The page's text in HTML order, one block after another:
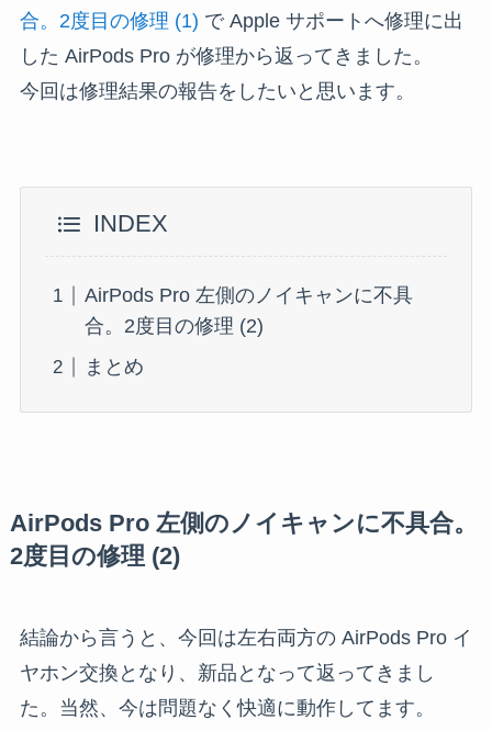
合。2度目の修理 (1) で Apple サポートへ修理に出
した AirPods Pro が修理から返ってきました。
今回は修理結果の報告をしたいと思います。
INDEX
AirPods Pro 左側のノイキャンに不具
合。2度目の修理 (2)
まとめ
AirPods Pro 左側のノイキャンに不具合。
2度目の修理 (2)
結論から言うと、今回は左右両方の AirPods Pro イ
ヤホン交換となり、新品となって返ってきまし
た。当然、今は問題なく快適に動作してます。